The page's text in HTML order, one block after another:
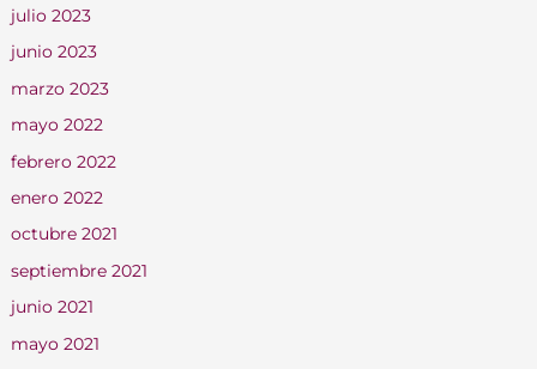
julio 2023
junio 2023
marzo 2023
mayo 2022
febrero 2022
enero 2022
octubre 2021
septiembre 2021
junio 2021
mayo 2021